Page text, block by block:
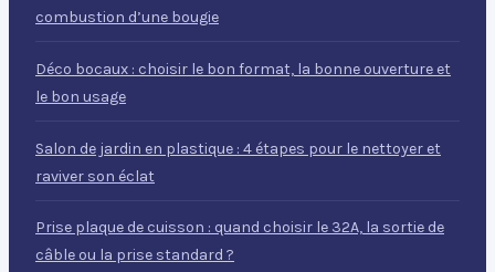
combustion d’une bougie
Déco bocaux : choisir le bon format, la bonne ouverture et
le bon usage
Salon de jardin en plastique : 4 étapes pour le nettoyer et
raviver son éclat
Prise plaque de cuisson : quand choisir le 32A, la sortie de
câble ou la prise standard ?